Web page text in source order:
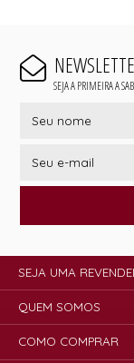
SEJA A PRIMEIRA A
SEJA UMA
QUEM SOMOS
COMO COMPRAR